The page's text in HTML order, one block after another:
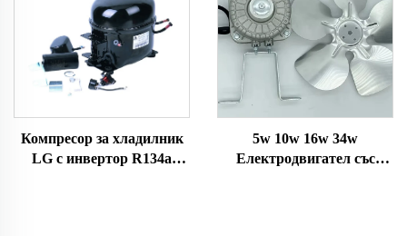
климатик
Компресор за хладилник
LG с инвертор R134a
5w 10w 16w 34w
Електродвигател със